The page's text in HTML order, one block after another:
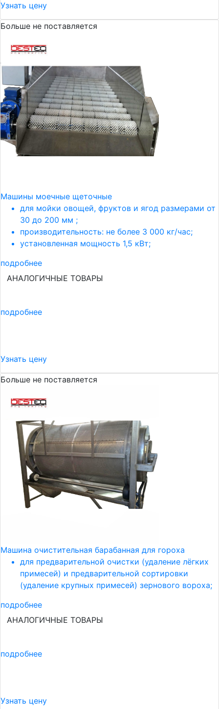
Узнать цену
Больше не поставляется
Машины моечные щеточные
для мойки овощей, фруктов и ягод размерами от
30 до 200 мм ;
производительность: не более 3 000 кг/час;
установленная мощность 1,5 кВт;
подробнее
АНАЛОГИЧНЫЕ ТОВАРЫ
подробнее
Узнать цену
Больше не поставляется
Машина очистительная барабанная для гороха
для предварительной очистки (удаление лёгких
примесей) и предварительной сортировки
(удаление крупных примесей) зернового вороха;
подробнее
АНАЛОГИЧНЫЕ ТОВАРЫ
подробнее
Узнать цену